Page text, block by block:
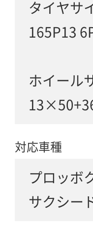
タイヤサ
165P13
ホイール
対応車種
プロッボ
サクシー